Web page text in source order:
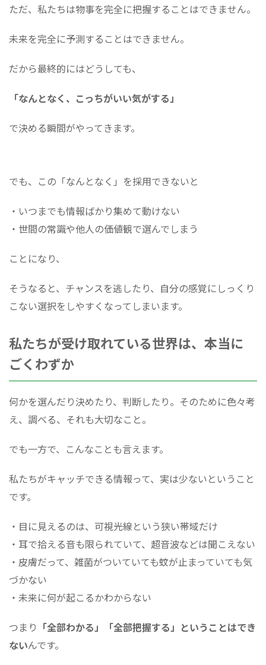
ただ、私たちは物事を完全に把握することはできません。
未来を完全に予測することはできません。
だから最終的にはどうしても、
「なんとなく、こっちがいい気がする」
で決める瞬間がやってきます。
でも、この「なんとなく」を採用できないと
・いつまでも情報ばかり集めて動けない
・世間の常識や他人の価値観で選んでしまう
ことになり、
そうなると、チャンスを逃したり、自分の感覚にしっくり
こない選択をしやすくなってしまいます。
私たちが受け取れている世界は、本当に
ごくわずか
何かを選んだり決めたり、判断したり。そのために色々考
え、調べる、それも大切なこと。
でも一方で、こんなことも言えます。
私たちがキャッチできる情報って、実は少ないということ
です。
・目に見えるのは、可視光線という狭い帯域だけ
・耳で拾える音も限られていて、超音波などは聞こえない
・皮膚だって、雑菌がついていても蚊が止まっていても気
づかない
・未来に何が起こるかわからない
つまり 「全部わかる」「全部把握する」ということはでき
ないんです。